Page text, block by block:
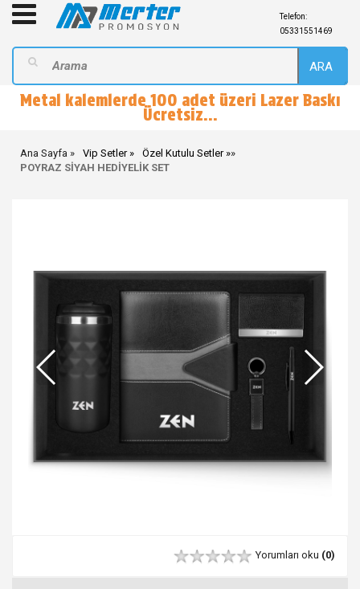
Telefon:
05331551469
ARA
Metal kalemlerde 100 adet üzeri Lazer Baskı
Ücretsiz...
Ana Sayfa Vip Setler »
Özel Kutulu Setler
POYRAZ SİYAH HEDİYELİK SET
Yorumları oku (0)